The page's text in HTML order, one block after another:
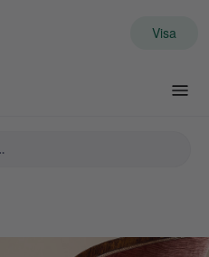
Visa